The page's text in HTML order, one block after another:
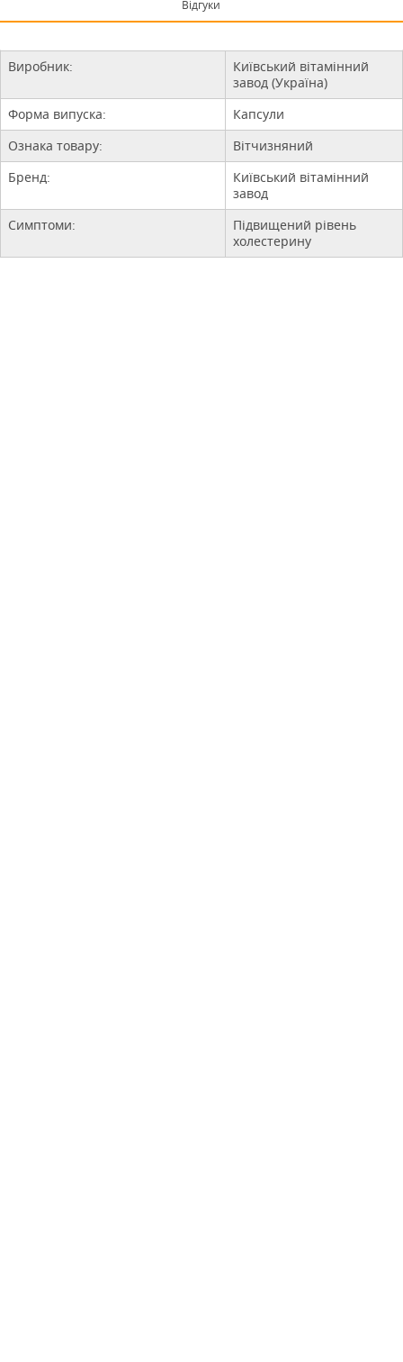
Відгуки
Виробник:
Київський вітамінний
завод (Україна)
Форма випуска:
Капсули
Ознака товару:
Вітчизняний
Бренд:
Київський вітамінний
завод
Симптоми:
Підвищений рівень
холестерину